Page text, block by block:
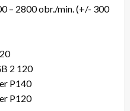
– 2800 obr./min. (+/- 300
2 120
P140
P120